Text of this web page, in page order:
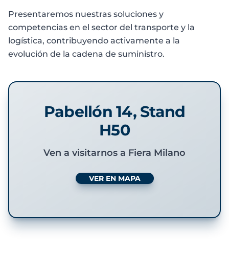
Presentaremos nuestras soluciones y
competencias en el sector del transporte y la
logística, contribuyendo activamente a la
evolución de la cadena de suministro.
Pabellón 14, Stand
H50
Ven a visitarnos a Fiera Milano
VER EN MAPA